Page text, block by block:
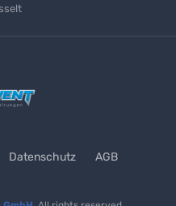
Datenschutz AGB